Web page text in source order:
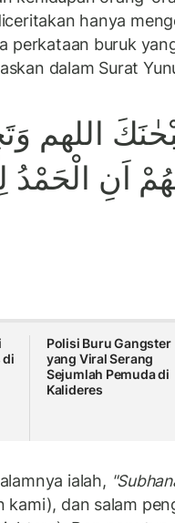
hanya
perkataan buruk
dalam Surat
اللهم
اَنِ الْحَمْدُ
di
Polisi Buru Gangster
yang Viral Serang
Sejumlah Pemuda di
Kalideres
ialah,
kami), dan salam